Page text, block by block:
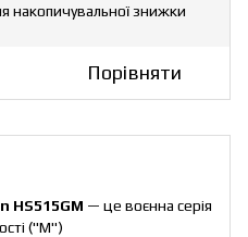
накопичувальної знижки
Порівняти
HS515GM — це воєнна серія
("М")